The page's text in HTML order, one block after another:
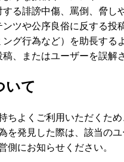
る誹謗中傷、罵倒、脅し
ンツや公序良俗に反する投
グ行為など）を助長する
稿、またはユーザーを誤解
いて
ちよくご利用いただくた
を発見した際は、該当の
側にお知らせください。